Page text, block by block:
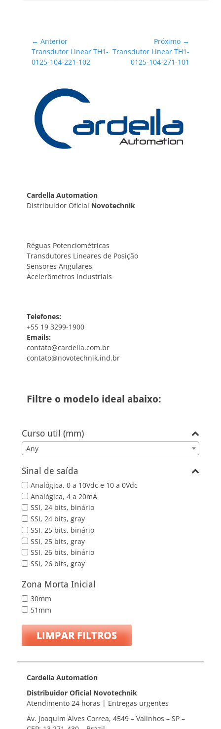
Navegação
de
Post
← Anterior
Post
anterior:
Transdutor Linear TH1-
0125-104-221-102
Próximo →
Próximo
Transdutor Linear TH1-
0125-104-271-101
Cardella Automation
Distribuidor Oficial Novotechnik
Réguas Potenciométricas
Transdutores Lineares de Posição
Sensores Angulares
Acelerômetros Industriais
Telefones:
+55 19 3299-1900
Emails:
contato@cardella.com.br
contato@novotechnik.ind.br
Filtre o modelo ideal abaixo:
Curso util (mm)
Any
Sinal de saída
Analógica, 0 a 10Vdc e 10 a 0Vdc
Analógica, 4 a 20mA
SSI, 24 bits, binário
SSI, 24 bits, gray
SSI, 25 bits, binário
SSI, 25 bits, gray
SSI, 26 bits, binário
SSI, 26 bits, gray
Zona Morta Inicial
30mm
51mm
LIMPAR FILTROS
Cardella Automation
Distribuidor Oficial Novotechnik
Atendimento 24 horas | Entregas urgentes
Av. Joaquim Alves Correa, 4549 – Valinhos – SP –